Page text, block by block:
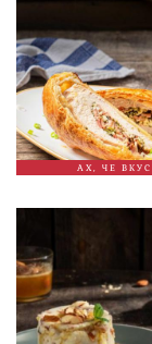
АХ, ЧЕ